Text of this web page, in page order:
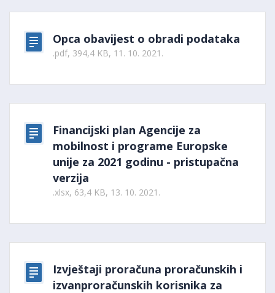
Opca obavijest o obradi podataka
.pdf, 394,4 KB, 11. 10. 2021.
Financijski plan Agencije za
mobilnost i programe Europske
unije za 2021 godinu - pristupačna
verzija
.xlsx, 63,4 KB, 13. 10. 2021.
Izvještaji proračuna proračunskih i
izvanproračunskih korisnika za